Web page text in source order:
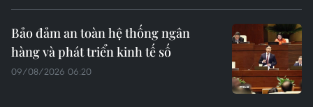
Bảo đảm an toàn hệ thống ngân
hàng và phát triển kinh tế số
09/08/2026 06:20